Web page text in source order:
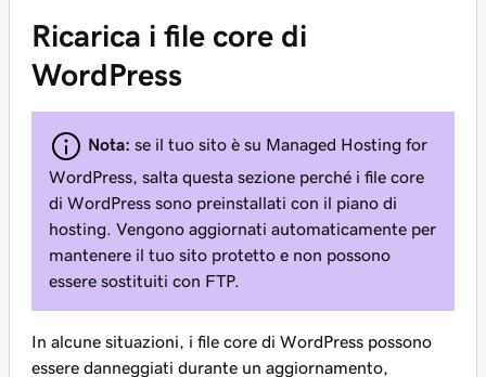
Ricarica i file core di
WordPress
Nota: se il tuo sito è su Managed Hosting for
WordPress, salta questa sezione perché i file core
di WordPress sono preinstallati con il piano di
hosting. Vengono aggiornati automaticamente per
mantenere il tuo sito protetto e non possono
essere sostituiti con FTP.
In alcune situazioni, i file core di WordPress possono
essere danneggiati durante un aggiornamento,